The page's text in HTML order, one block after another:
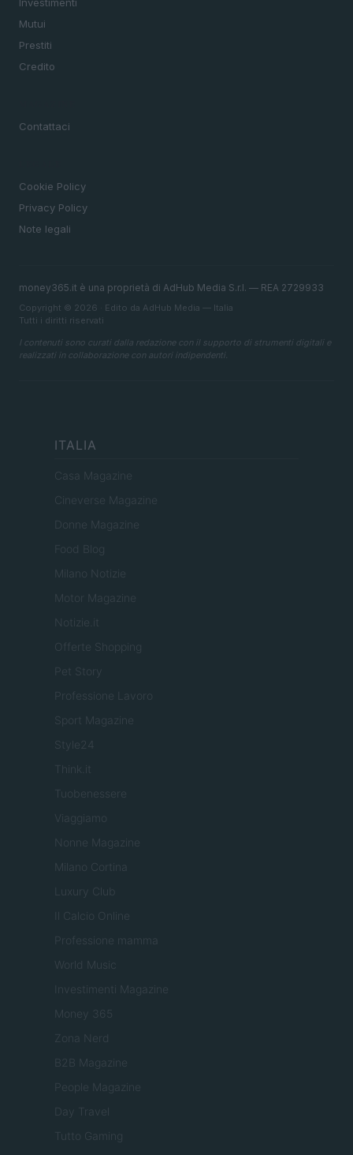
Investimenti
Mutui
Prestiti
Credito
Contattaci
Cookie Policy
Privacy Policy
Note legali
money365.it è una proprietà di AdHub Media S.r.l. — REA 2729933
Copyright © 2026 · Edito da AdHub Media — Italia
Tutti i diritti riservati
I contenuti sono curati dalla redazione con il supporto di strumenti digitali e
realizzati in collaborazione con autori indipendenti.
ITALIA
Casa Magazine
Cineverse Magazine
Donne Magazine
Food Blog
Milano Notizie
Motor Magazine
Notizie.it
Offerte Shopping
Pet Story
Professione Lavoro
Sport Magazine
Style24
Think.it
Tuobenessere
Viaggiamo
Nonne Magazine
Milano Cortina
Luxury Club
Il Calcio Online
Professione mamma
World Music
Investimenti Magazine
Money 365
Zona Nerd
B2B Magazine
People Magazine
Day Travel
Tutto Gaming